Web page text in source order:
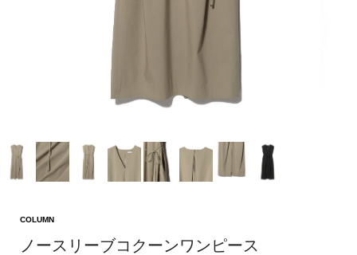
COLUMN
ノースリーブコクーンワンピース